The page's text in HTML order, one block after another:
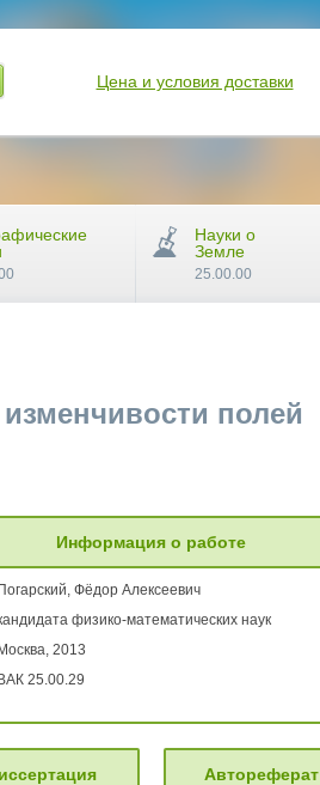
полей
Информация о работе
Погарский, Фёдор Алексеевич
физико-математических наук
Москва, 2013
ВАК 25.00.29
Автореферат
Цена и условия доставки
Науки о
Земле
25.00.00